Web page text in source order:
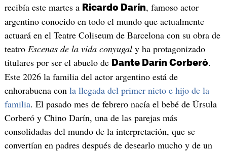
recibía este martes a Ricardo Darín, famoso actor
argentino conocido en todo el mundo que actualmente
actuará en el Teatre Coliseum de Barcelona con su obra de
teatro Escenas de la vida conyugal y ha protagonizado
titulares por ser el abuelo de Dante Darín Corberó.
Este 2026 la familia del actor argentino está de
enhorabuena conla llegada del primer nieto e hijo de la
familia. El pasado mes de febrero nacía el bebé de Úrsula
Corberó y Chino Darín, una de las parejas más
consolidadas del mundo de la interpretación, que se
convertían en padres después de desearlo mucho y de un